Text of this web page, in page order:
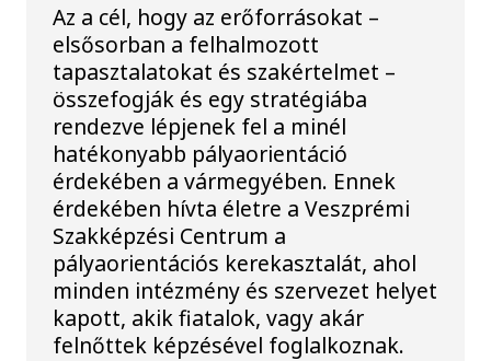
Az a cél, hogy az erőforrásokat –
elsősorban a felhalmozott
tapasztalatokat és szakértelmet –
összefogják és egy stratégiába
rendezve lépjenek fel a minél
hatékonyabb pályaorientáció
érdekében a vármegyében. Ennek
érdekében hívta életre a Veszprémi
Szakképzési Centrum a
pályaorientációs kerekasztalát, ahol
minden intézmény és szervezet helyet
kapott, akik fiatalok, vagy akár
felnőttek képzésével foglalkoznak.